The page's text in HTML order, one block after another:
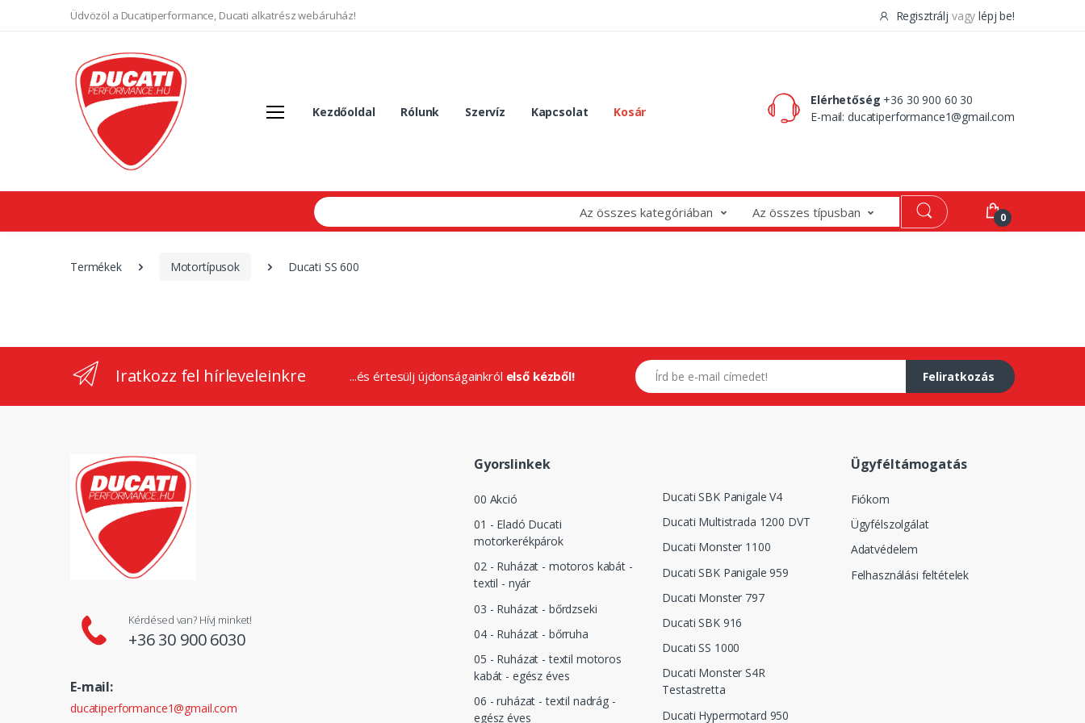
Üdvözöl a Ducatiperformance, Ducati alkatrész webáruház! Regisztrálj vagy lépj be!
Kezdőoldal Rólunk Szervíz Kapcsolat Kosár
Elérhetőség +36 30 900 60 30
E-mail:ducatiperformance1@gmail.com
Search
Az összes kategóriában Az összes típusban 0
Termékek Motortípusok Ducati SS 600
Iratkozz fel hírleveleinkre ...és értesülj újdonságainkról első kézből!
E-mail címed
Feliratkozás
Kérdésed van? Hívj minket!
+36 30 900 6030
E-mail:
ducatiperformance1@gmail.com
Gyorslinkek
00 Akció
01 - Eladó Ducati
motorkerékpárok
02 - Ruházat - motoros kabát -
textil - nyár
03 - Ruházat - bőrdzseki
04 - Ruházat - bőrruha
05 - Ruházat - textil motoros
kabát - egész éves
06 - ruházat - textil nadrág -
egész éves
Ducati SBK Panigale V4
Ducati Multistrada 1200 DVT
Ducati Monster 1100
Ducati SBK Panigale 959
Ducati Monster 797
Ducati SBK 916
Ducati SS 1000
Ducati Monster S4R
Testastretta
Ducati Hypermotard 950
Ügyféltámogatás
Fiókom
Ügyfélszolgálat
Adatvédelem
Felhasználási feltételek